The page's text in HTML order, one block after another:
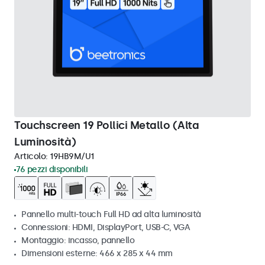
Touchscreen 19 Pollici Metallo (Alta
Luminosità)
Articolo: 19HB9M/U1
76 pezzi disponibili
Pannello multi-touch Full HD ad alta luminosità
Connessioni: HDMI, DisplayPort, USB-C, VGA
Montaggio: incasso, pannello
Dimensioni esterne: 466 x 285 x 44 mm